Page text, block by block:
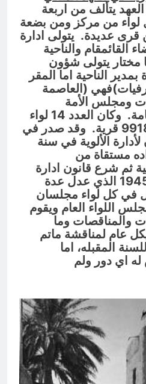
يتألف من اربعة
لواء من مركز ومن بضعة
قرى عديدة. يتولى ادارة
القائمقام والناحية
مختار يتولى شؤون
الناحية اما المقر
(العاصمة
ومجلس الأمة
والمديريات العامة. وكان العدد 14 لواء
66 قضاء 174 ناحية 9918 قرية. وقد صدر في
الألوية في سنة
مستقاة من
ثم شرع قانون ادارة
الألويه رقم 16 لسنة 1945 الذي عدل عدة
في كل لواء مجلسان
اللواء العام ويقوم
والمناقصات وما
عام لمناقشة ماتم
المقبله، اما
اي دور ولم